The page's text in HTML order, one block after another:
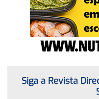
Siga a Revista